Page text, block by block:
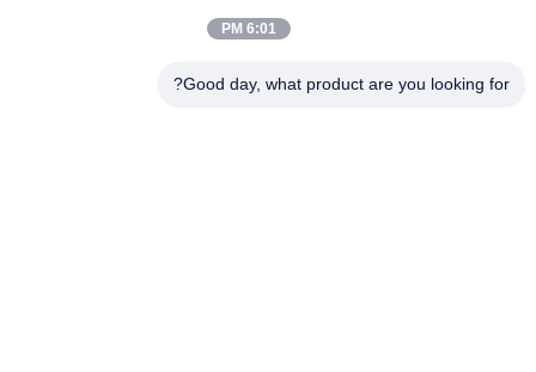
|خريطة الموقع
6:01 PM
Good day, what product are you looking